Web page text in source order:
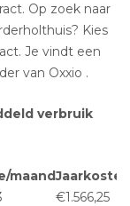
Op zoek naar
Kies
Je vindt een
van Oxxio .
verbruik
maand
€1.566,25